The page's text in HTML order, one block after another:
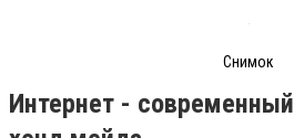
Снимок
Интернет -